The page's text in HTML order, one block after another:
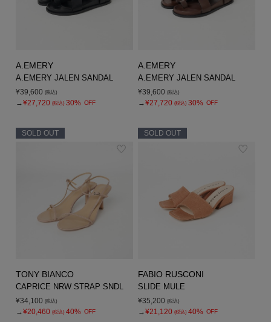
A.EMERY
A.EMERY JALEN SANDAL
¥39,600 (税込)
→¥27,720 (税込) 30% OFF
A.EMERY
A.EMERY JALEN SANDAL
¥39,600 (税込)
→¥27,720 (税込) 30% OFF
SOLD OUT
TONY BIANCO
CAPRICE NRW STRAP SNDL
¥34,100 (税込)
→¥20,460 (税込) 40% OFF
SOLD OUT
FABIO RUSCONI
SLIDE MULE
¥35,200 (税込)
→¥21,120 (税込) 40% OFF